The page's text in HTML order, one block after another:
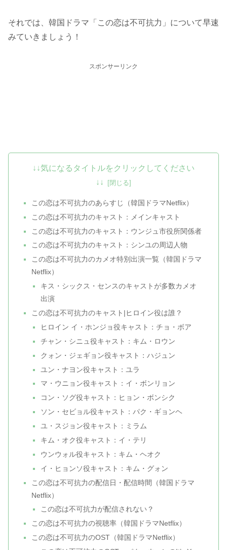
それでは、韓国ドラマ「この恋は不可抗力」について早速
みていきましょう！
スポンサーリンク
↓↓気になるタイトルをクリックしてください
↓↓
この恋は不可抗力のあらすじ（韓国ドラマNetflix）
この恋は不可抗力のキャスト：メインキャスト
この恋は不可抗力のキャスト：ウンジュ市役所関係者
この恋は不可抗力のキャスト：シンユの周辺人物
この恋は不可抗力のカメオ特別出演一覧（韓国ドラマ
Netflix）
キス・シックス・センスのキャストが多数カメオ
出演
この恋は不可抗力のキャスト|ヒロイン役は誰？
ヒロイン イ・ホンジョ役キャスト：チョ・ボア
チャン・シニュ役キャスト：キム・ロウン
クォン・ジェギョン役キャスト：ハジュン
ユン・ナヨン役キャスト：ユラ
マ・ウニョン役キャスト：イ・ボンリョン
コン・ソグ役キャスト：ヒョン・ボンシク
ソン・セビョル役キャスト：パク・ギョンヘ
ユ・スジョン役キャスト：ミラム
キム・オク役キャスト：イ・テリ
ウンウォル役キャスト：キム・ヘオク
イ・ヒョンソ役キャスト：キム・グォン
この恋は不可抗力の配信日・配信時間（韓国ドラマ
Netflix）
この恋は不可抗力が配信されない？
この恋は不可抗力の視聴率（韓国ドラマNetflix）
この恋は不可抗力のOST（韓国ドラマNetflix）